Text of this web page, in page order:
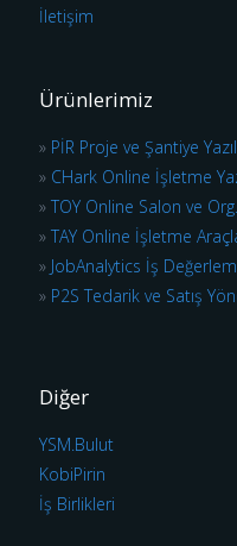
İletişim
Ürünlerimiz
» PİR Proje ve Şantiye
» CHark Online İşletme
» TOY Online Salon ve
» TAY Online İşletme
» JobAnalytics İş
» P2S Tedarik ve Satış
Diğer
YSM.Bulut
KobiPirin
İş Birlikleri